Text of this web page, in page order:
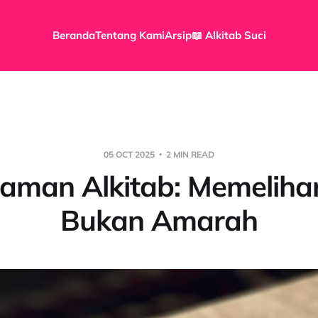
BerandaTentang KamiArsip📖 Alkitab Suci
05 OCT 2025 2 MIN READ
Alkitab:
Bukan Amarah